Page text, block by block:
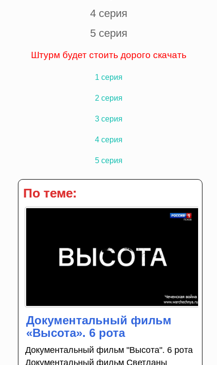
4 серия
5 серия
Штурм будет стоить дорого скачать
1 серия
2 серия
3 серия
4 серия
5 серия
По теме:
Документальный фильм
«Высота». 6 рота
Документальный фильм "Высота". 6 рота
Документальный фильм Светланы